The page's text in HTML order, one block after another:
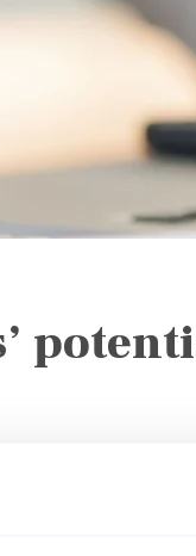
ønsker du
i, hvordan du kan